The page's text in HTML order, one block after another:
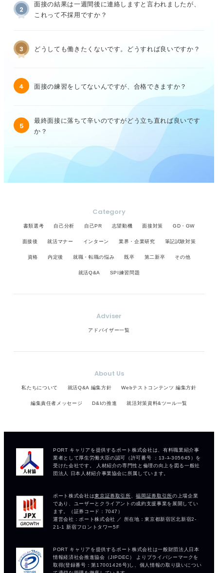
2
面接の結果は一週間後に連絡しますと言われましたが、
これって不採用ですか？
3 どうしても働きたくないです。どうすれば良いですか？
4 面接の練習をしてないんですが、合格できますか？
5
最終面接に落ちて辛いのですがどう立ち直れば良いです
か？
Category
書類選考 自己分析 自己PR 志望動機 面接対策 GD・GW
面接後 就活マナー インターン 業界・企業研究 筆記試験対策
資格 内定後 就職・転職の悩み 既卒 第二新卒 その他
就活Q&A SPI練習問題
Adviser
アドバイザー一覧
About Us
私たちについて 就活Q&A 編集方針 Webテストコンテンツ 編集方針
編集責任者メッセージ D&Iの推進 就活対策資料&ツール一覧